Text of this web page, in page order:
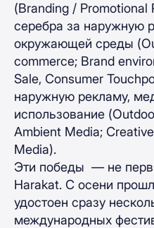
(Branding / Promotional
серебра за наружную
окружающей среды
commerce; Brand
Sale, Consumer
наружную рекламу,
использование
Ambient Media;
Media).
Эти победы — не
Harakat. С осени
удостоен сразу
международных